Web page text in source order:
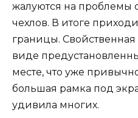
жалуются на проблемы
чехлов. В итоге
границы.
виде
месте, что уже
большая рамка под
удивила многих.